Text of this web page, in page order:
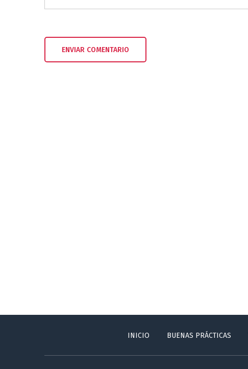
INICIO BUENAS PRÁCTICAS